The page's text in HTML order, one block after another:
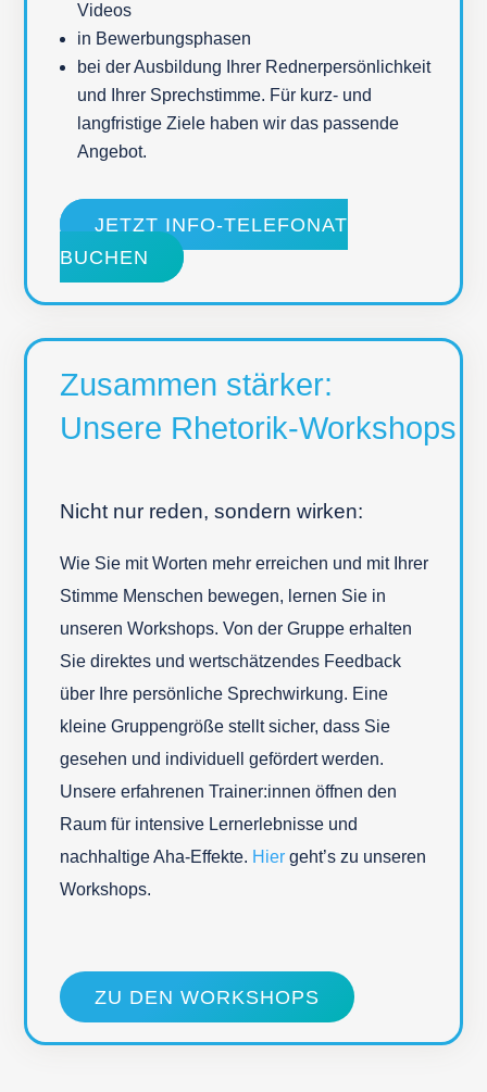
Videos
in Bewerbungsphasen
bei der Ausbildung Ihrer Rednerpersönlichkeit
und Ihrer Sprechstimme. Für kurz- und
langfristige Ziele haben wir das passende
Angebot.
JETZT INFO-TELEFONAT
BUCHEN
Zusammen stärker:
Unsere Rhetorik-Workshops
Nicht nur reden, sondern wirken:
Wie Sie mit Worten mehr erreichen und mit Ihrer
Stimme Menschen bewegen, lernen Sie in
unseren Workshops. Von der Gruppe erhalten
Sie direktes und wertschätzendes Feedback
über Ihre persönliche Sprechwirkung. Eine
kleine Gruppengröße stellt sicher, dass Sie
gesehen und individuell gefördert werden.
Unsere erfahrenen Trainer:innen öffnen den
Raum für intensive Lernerlebnisse und
nachhaltige Aha-Effekte. Hier geht’s zu unseren
Workshops.
ZU DEN WORKSHOPS